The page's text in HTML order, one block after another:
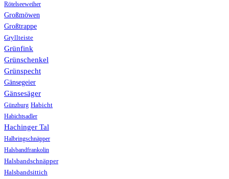
Rötelseeweiher
Großmöwen
Großtrappe
Gryllteiste
Grünfink
Grünschenkel
Grünspecht
Gänsegeier
Gänsesäger
Günzburg Habicht
Habichtsadler
Hachinger Tal
Halbringschnäpper
Halsbandfrankolin
Halsbandschnäpper
Halsbandsittich